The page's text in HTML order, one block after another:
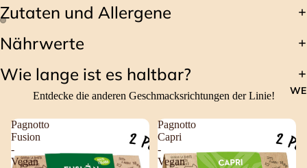
Zutaten und Allergene
Nährwerte
Wie lange ist es haltbar?
Entdecke die anderen Geschmacksrichtungen der Linie!
Pagnotto
Fusion
-
Vegan
Pagnotto
Capri
-
Vegan